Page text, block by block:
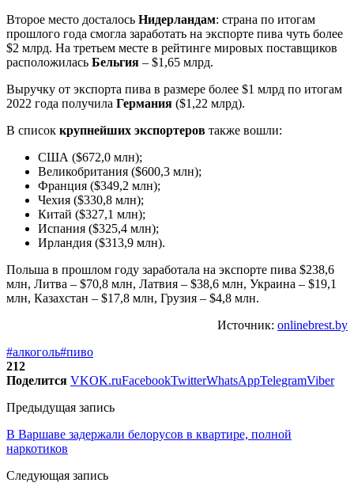
Второе место досталось Нидерландам: страна по итогам
прошлого года смогла заработать на экспорте пива чуть более
$2 млрд. На третьем месте в рейтинге мировых поставщиков
расположилась Бельгия – $1,65 млрд.
Выручку от экспорта пива в размере более $1 млрд по итогам
2022 года получила Германия ($1,22 млрд).
В список крупнейших экспортеров также вошли:
США ($672,0 млн);
Великобритания ($600,3 млн);
Франция ($349,2 млн);
Чехия ($330,8 млн);
Китай ($327,1 млн);
Испания ($325,4 млн);
Ирландия ($313,9 млн).
Польша в прошлом году заработала на экспорте пива $238,6
млн, Литва – $70,8 млн, Латвия – $38,6 млн, Украина – $19,1
млн, Казахстан – $17,8 млн, Грузия – $4,8 млн.
Источник: onlinebrest.by
#алкоголь#пиво
212
Поделится VKOK.ruFacebookTwitterWhatsAppTelegramViber
Предыдущая запись
В Варшаве задержали белорусов в квартире, полной
наркотиков
Следующая запись